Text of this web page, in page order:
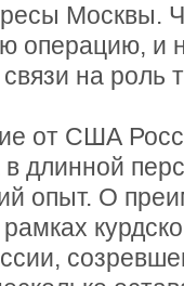
Москвы.
операцию, и
на роль
от США
длинной
опыт. О